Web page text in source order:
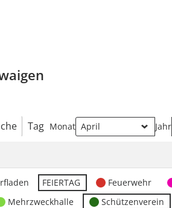
Tag Monat Jahr
FEIERTAG Feuerwehr
Mehrzweckhalle Schützenverein